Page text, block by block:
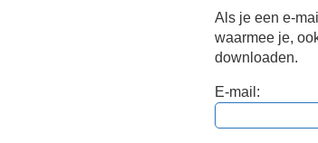
Als je een e-
waarmee je,
downloaden.
E-mail: